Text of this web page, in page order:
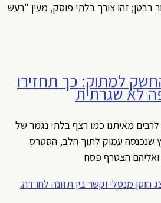
זהו צורך בלתי פוסק, מעין "רעש
למתוק: כך תחזירו
לא שגרתית
מאיתנו כמו רצף בלתי נגמר של
עמוק לתוך הלב, הסטרס
הצטרף פסח